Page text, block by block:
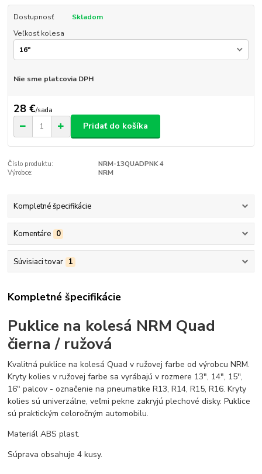
Dostupnosť
Skladom
Veľkosť kolesa
Nie sme platcovia DPH
28 €/sada
Pridať do košíka
Číslo produktu:
NRM-13QUADPNK 4
Výrobce:
NRM
Kompletné špecifikácie
Komentáre 0
Súvisiaci tovar 1
Kompletné špecifikácie
Puklice na kolesá NRM Quad
čierna / ružová
Kvalitná puklice na kolesá Quad v ružovej farbe od výrobcu NRM.
Kryty kolies v ružovej farbe sa vyrábajú v rozmere 13", 14", 15'',
16" palcov - označenie na pneumatike R13, R14, R15, R16. Kryty
kolies sú univerzálne, veľmi pekne zakryjú plechové disky. Puklice
sú praktickým celoročným automobilu.
Materiál ABS plast.
Súprava obsahuje 4 kusy.